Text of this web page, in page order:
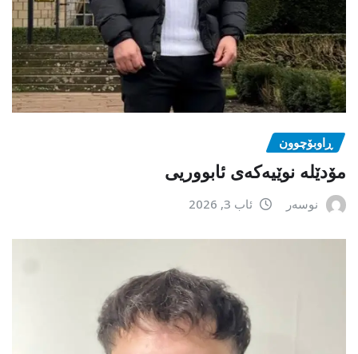
ڕاوبۆچوون
مۆدێلە نوێیەکەى ئابووریی
نوسەر ئاب 3, 2026